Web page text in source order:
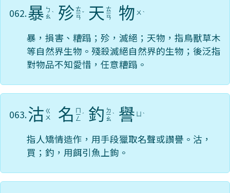
062.暴 ㄅ
ㄠ ˋ 殄 ㄊ
ㄧ
ㄢ
ˇ 天 ㄊ
ㄧ
ㄢ 物 ㄨ ˋ
暴，損害、糟蹋；殄，滅絕；天物，指鳥獸草木
等自然界生物。殘殺滅絕自然界的生物；後泛指
對物品不知愛惜，任意糟蹋。
063.沽 ㄍ
ㄨ
名 ㄧ
ㄥ
ˊ 釣 ㄉ
ㄧ
ㄠ
ˋ 譽 ˋ
指人矯情造作，用手段獵取名聲或讚譽。沽，
買；釣，用餌引魚上鉤。